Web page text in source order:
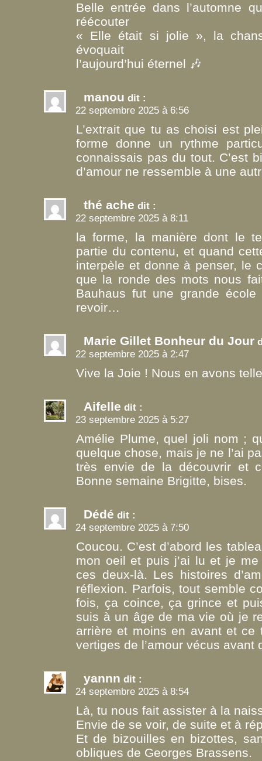
Belle entrée dans l’automne
réécouter
« Elle était si jolie », la
évoquait
l’aujourd’hui éternel 🎶
manou dit :
22 septembre 2025 à 6:56
L’extrait que tu as choisi est
forme donne un rythme
connaissais pas du tout. C’est
d’amour ne ressemble à une
thé ache dit :
22 septembre 2025 à 8:11
la forme, la manière dont le
partie du contenu, et quand
interpèle et donne à penser, le
que la ronde des mots nous
Bauhaus fut une grande
revoir…
Marie Gillet Bonheur du Jour
22 septembre 2025 à 2:47
Vive la Joie ! Nous en avons
Aifelle dit :
23 septembre 2025 à 5:27
Amélie Plume, quel joli nom ;
quelque chose, mais je ne l’ai
très envie de la découvrir et
Bonne semaine Brigitte, bises.
Dédé dit :
24 septembre 2025 à 7:50
Coucou. C’est d’abord les
mon oeil et puis j’ai lu et je
ces deux-là. Les histoires
réflexion. Parfois, tout semble
fois, ça coince, ça grince et
suis à un âge de ma vie où je
arrière et moins en avant et ce
vertiges de l’amour vécus avant
yannn dit :
24 septembre 2025 à 8:54
Là, tu nous fait assister à la
Envie de se voir, de suite et à
Et de bizouilles en bizottes,
obliques de Georges Brassens.